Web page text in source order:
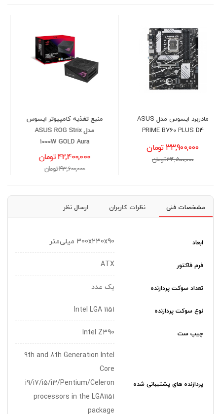
منبع تغذیه کامپیوتر ایسوس
مدل ASUS ROG Strix
42,400,000 تومان
کارت گرافیک گیگابایت مدل
GIGABYTE GeForce RTX™
5060 Ti WINDFORCE 8GB
130,300,000 تومان
132,000,000 تومان
مشخصات فنی نظرات کاربران ارسال نظر
ابعاد 300x230x90 میلی‌متر
فرم فاکتور ATX
تعداد سوکت پردازنده یک عدد
نوع سوکت پردازنده Intel LGA 1151
چیپ ست Intel Z390
پردازنده های پشتیبانی شده
9th and 8th Generation Intel
Core
i9/i7/i5/i3/Pentium/Celeron
processors in the LGA1151
package